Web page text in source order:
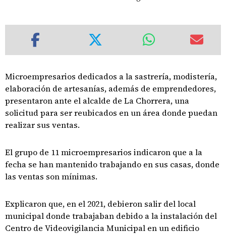
Microempresarios dedicados a la sastrería, modistería,
elaboración de artesanías, además de emprendedores,
presentaron ante el alcalde de La Chorrera, una
solicitud para ser reubicados en un área donde puedan
realizar sus ventas.
El grupo de 11 microempresarios indicaron que a la
fecha se han mantenido trabajando en sus casas, donde
las ventas son mínimas.
Explicaron que, en el 2021, debieron salir del local
municipal donde trabajaban debido a la instalación del
Centro de Videovigilancia Municipal en un edificio